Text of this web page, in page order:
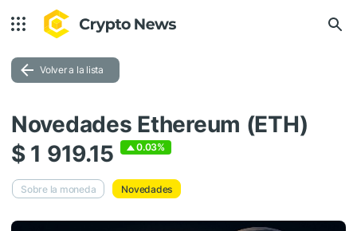
Volver a la lista
Novedades Ethereum (ETH)
$ 1 919.15
0.03%
Sobre la moneda Novedades